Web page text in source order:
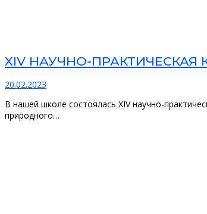
XIV НАУЧНО-
20.02.2023
В нашей школе состоялась XIV научно-
природного…